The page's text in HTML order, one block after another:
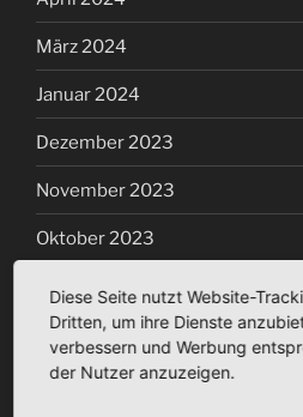
März 2024
Januar 2024
Dezember 2023
November 2023
Oktober 2023
September 2023
Juli 2023
März 2023
Diese Seite nutzt Website-
Dritten, um ihre Dienste
verbessern und Werbung
der Nutzer anzuzeigen.